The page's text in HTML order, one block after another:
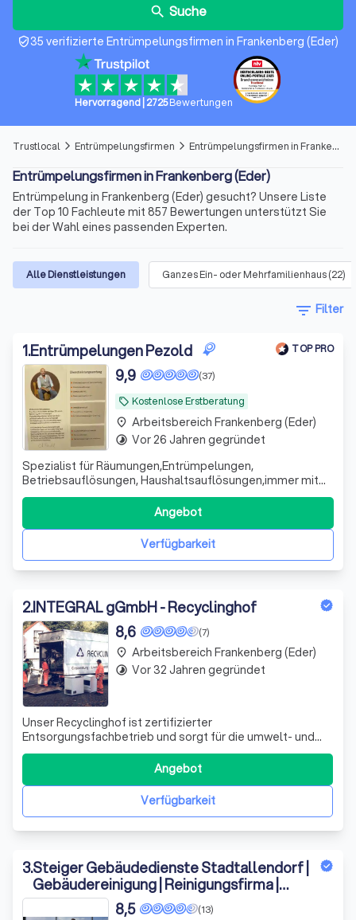
search Suche
verified_user35 verifizierte Entrümpelungsfirmen in Frankenberg (Eder)
Hervorragend 2725Bewertungen
Trustlocal arrow_forward_ios Entrümpelungsfirmen arrow_forward_ios Entrümpelungsfirmen in Frankenberg (Eder)
Entrümpelungsfirmen in Frankenberg (Eder)
Entrümpelung in Frankenberg (Eder) gesucht? Unsere Liste
der Top 10 Fachleute mit 857 Bewertungen unterstützt Sie
bei der Wahl eines passenden Experten.
Alle Dienstleistungen Ganzes Ein- oder Mehrfamilienhaus(22)
filter_list Filter
1.Entrümpelungen Pezold TOP PRO
local_offer Kostenlose Erstberatung
(37)
9,9
Spezialist für Räumungen,Entrümpelungen,
Betriebsauflösungen, Haushaltsauflösungen,immer mit
Sachanrechnungen,Wertankäufe,Nachlassverwaltung,
Immobilienverkauf oder Versteigerung/Alles aus einer
Hand!
Verfügbarkeit
Angebot
place Arbeitsbereich Frankenberg (Eder)
timelapse Vor 26 Jahren gegründet
2.INTEGRAL gGmbH - Recyclinghof
(7)
8,6
Unser Recyclinghof ist zertifizierter
Entsorgungsfachbetrieb und sorgt für die umwelt- und
fachgerechte Entsorgung von Schadstoffen aus Elektro-
Verfügbarkeit
Angebot
place Arbeitsbereich Frankenberg (Eder)
timelapse Vor 32 Jahren gegründet
3.Steiger Gebäudedienste Stadtallendorf |
Gebäudereinigung | Reinigungsfirma |
Hausmeisterservice
(13)
8,5